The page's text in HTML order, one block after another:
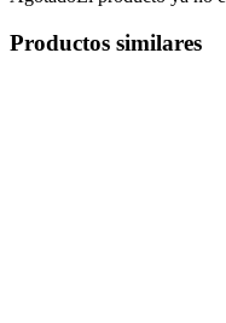
Productos similares